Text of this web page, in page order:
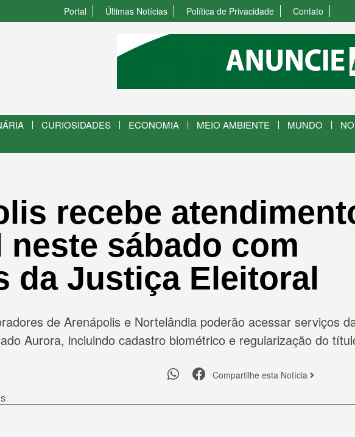
Contato
Política de Privacidade
Últimas Notícias
Portal
CURIOSIDADES ECONOMIA MEIO AMBIENTE MUNDO
recebe
neste sábado com
da Justiça Eleitoral
de Arenápolis e Nortelândia poderão acessar serviços
Aurora, incluindo cadastro biométrico e regularização do
Compartilhe esta Notícia